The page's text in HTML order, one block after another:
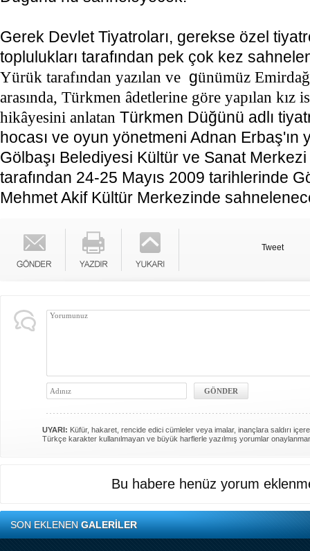
Gerek Devlet Tiyatroları, gerekse özel
toplulukları tarafından pek çok kez
Yürük tarafından yazılan ve günümüz
arasında, Türkmen âdetlerine göre yapılan kız
hikâyesini anlatan Türkmen Düğünü adlı
hocası ve oyun yönetmeni Adnan Erbaş'ın
Gölbaşı Belediyesi Kültür ve Sanat
tarafından 24-25 Mayıs 2009 tarihlerinde
Mehmet Akif Kültür Merkezinde
Tweet
UYARI: Küfür, hakaret, rencide edici cümleler veya imalar, inançlara saldırı
Türkçe karakter kullanılmayan ve büyük harflerle yazılmış yorumlar
Bu habere henüz yorum
SON EKLENENGALERİLER